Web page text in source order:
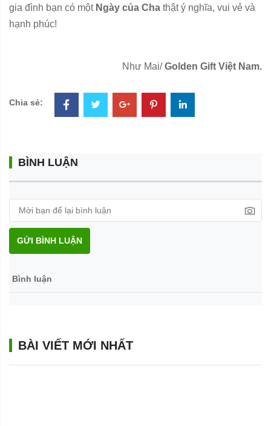
gia đình bạn có một Ngày của Cha thật ý nghĩa, vui vẻ và
hạnh phúc!
Như Mai/Golden Gift Việt Nam.
Chia sẻ:
BÌNH LUẬN
GỬI BÌNH LUẬN
Bình luận
BÀI VIẾT MỚI NHẤT